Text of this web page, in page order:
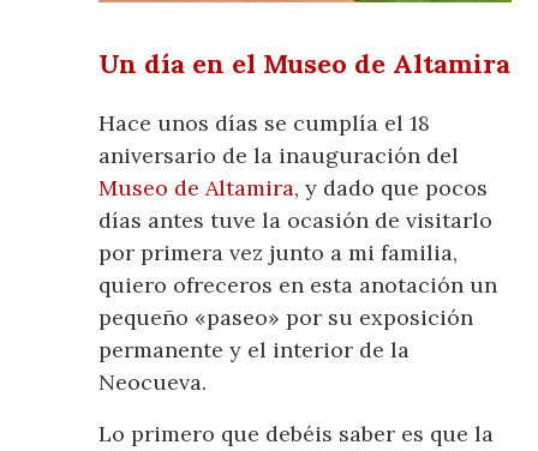
Un día en el Museo de Altamira
Hace unos días se cumplía el 18
aniversario de la inauguración del
Museo de Altamira, y dado que pocos
días antes tuve la ocasión de visitarlo
por primera vez junto a mi familia,
quiero ofreceros en esta anotación un
pequeño «paseo» por su exposición
permanente y el interior de la
Neocueva.
Lo primero que debéis saber es que la